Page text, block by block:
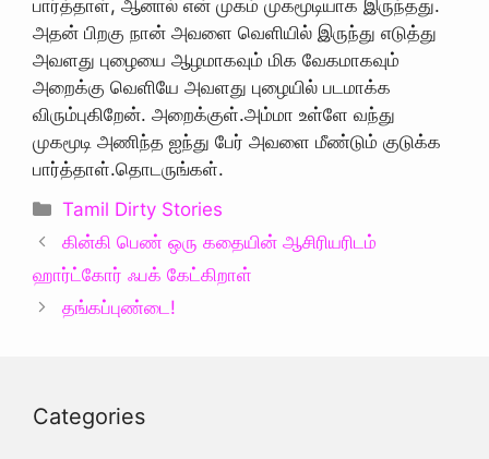
Categories
Tamil Dirty Stories
கின்கி பெண் ஒரு கதையின் ஆசிரியரிடம்
ஹார்ட்கோர் ஃபக் கேட்கிறாள்
தங்கப்புண்டை!
Categories